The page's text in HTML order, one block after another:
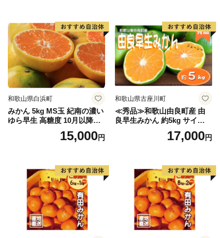
和歌山県白浜町
みかん 5kg MS玉 紀南の濃い
ゆら早生 高糖度 10月以降発
送 マルチ被覆栽培15,000円
和歌山県古座川町
≪秀品≫和歌山由良町産 由
良早生みかん 約5kg サイズお
まかせ【sml106C】17,000円